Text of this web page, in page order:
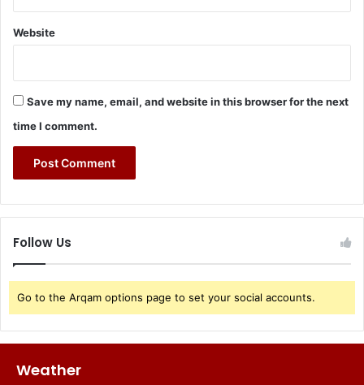
Website
Save my name, email, and website in this browser for the next
time I comment.
Follow Us
Go to the Arqam options page to set your social accounts.
Weather